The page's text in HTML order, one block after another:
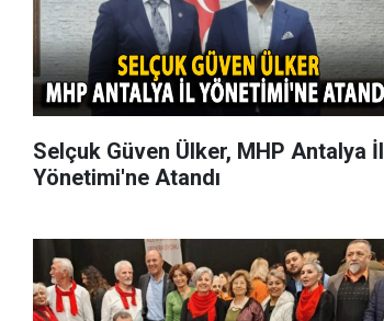
Selçuk Güven Ülker, MHP Antalya İl
Yönetimi'ne Atandı